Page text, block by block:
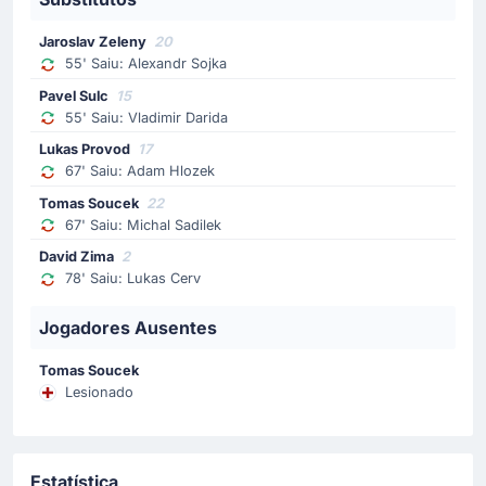
55'
Substituição
Vladimír Darida
Pavel Šulc
Pavel Šulc substituiu Vladimír Darida no Rep. Checa, no
Estádio de Atlanta.
55'
Substituição
Alexandr Sojka
Jaroslav Zelený
46'
Substituição
Jayden Adams
África do Sul, no Estádio de Atlanta.
Jaroslav Zeleny 20
55' Saiu: Alexandr Sojka
Pavel Sulc
15
55' Saiu: Vladimir Darida
Lukas Provod 17
67' Saiu: Adam Hlozek
Tomas Soucek 22
67' Saiu: Michal Sadilek
David Zima 2
78' Saiu: Lukas Cerv
Jogadores Ausentes
Tomas Soucek
Lesionado